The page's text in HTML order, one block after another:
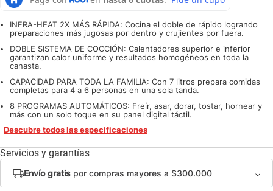
INFRA-HEAT 2X MÁS RÁPIDA: Cocina el doble de rápido logrando
preparaciones más jugosas por dentro y crujientes por fuera.
DOBLE SISTEMA DE COCCIÓN: Calentadores superior e inferior
garantizan calor uniforme y resultados homogéneos en toda la
canasta.
CAPACIDAD PARA TODA LA FAMILIA: Con 7 litros prepara comidas
completas para 4 a 6 personas en una sola tanda.
8 PROGRAMAS AUTOMÁTICOS: Freír, asar, dorar, tostar, hornear y
más con un solo toque en su panel digital táctil.
Descubre todos las especificaciones
Servicios y garantías
Envío gratis por compras mayores a $300.000